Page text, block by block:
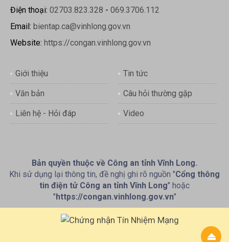
Điện thoại: 02703.823.328 - 069.3706.112
Email: bientap.ca@vinhlong.gov.vn
Website: https://congan.vinhlong.gov.vn
Giới thiệu Tin tức
Văn bản Câu hỏi thường gặp
Liên hệ - Hỏi đáp Video
Bản quyền thuộc về Công an tỉnh Vĩnh Long.
Khi sử dụng lại thông tin, đề nghị ghi rõ nguồn "Cổng thông
tin điện tử Công an tỉnh Vĩnh Long" hoặc
"https://congan.vinhlong.gov.vn"